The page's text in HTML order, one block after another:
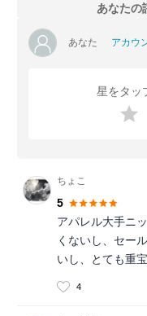
あなたの
あなた アカウ
星をタッ
ちょこ
5
アパレル大手ニ
くないし、セー
いし、とても重
4